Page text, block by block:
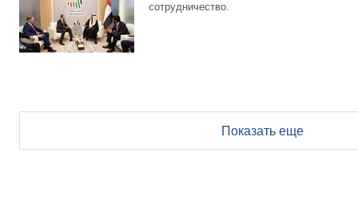
сотрудничество.
Показать еще